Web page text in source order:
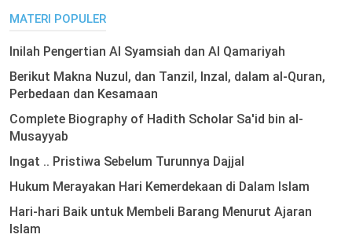
MATERI POPULER
Inilah Pengertian Al Syamsiah dan Al Qamariyah
Berikut Makna Nuzul, dan Tanzil, Inzal, dalam al-Quran,
Perbedaan dan Kesamaan
Complete Biography of Hadith Scholar Sa'id bin al-
Musayyab
Ingat .. Pristiwa Sebelum Turunnya Dajjal
Hukum Merayakan Hari Kemerdekaan di Dalam Islam
Hari-hari Baik untuk Membeli Barang Menurut Ajaran
Islam